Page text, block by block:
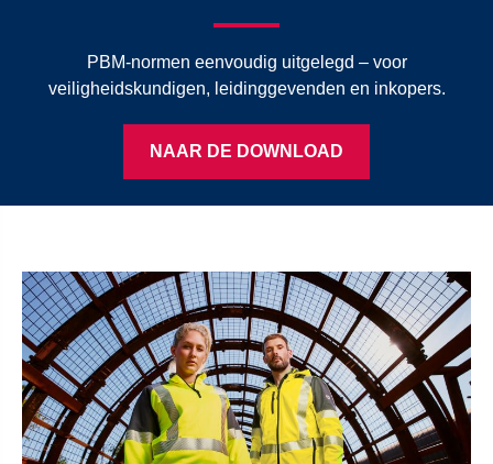
PBM-normen eenvoudig uitgelegd – voor
veiligheidskundigen, leidinggevenden en inkopers.
NAAR DE DOWNLOAD